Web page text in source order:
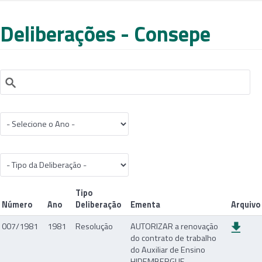
Deliberações - Consepe
Número Ano
Tipo
Deliberação
Ementa
Arquivo
007/1981
1981 Resolução
AUTORIZAR a renovação
do contrato de trabalho
do Auxiliar de Ensino